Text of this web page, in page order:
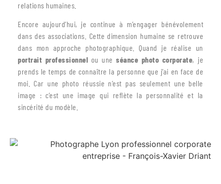
relations humaines.
Encore aujourd’hui, je continue à m’engager bénévolement
dans des associations. Cette dimension humaine se retrouve
dans mon approche photographique. Quand je réalise un
portrait professionnel ou une séance photo corporate, je
prends le temps de connaître la personne que j’ai en face de
moi. Car une photo réussie n’est pas seulement une belle
image : c’est une image qui reflète la personnalité et la
sincérité du modèle.